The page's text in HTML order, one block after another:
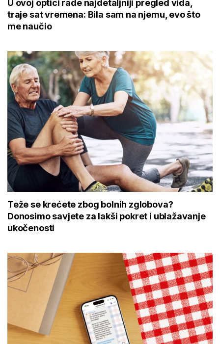
U ovoj optici rade najdetaljniji pregled vida,
traje sat vremena: Bila sam na njemu, evo što
me naučio
Teže se krećete zbog bolnih zglobova?
Donosimo savjete za lakši pokret i ublažavanje
ukočenosti